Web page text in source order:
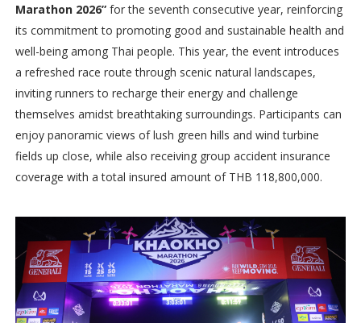
Marathon 2026”for the seventh consecutive year, reinforcing
its commitment to promoting good and sustainable health and
well-being among Thai people. This year, the event introduces
a refreshed race route through scenic natural landscapes,
inviting runners to recharge their energy and challenge
themselves amidst breathtaking surroundings. Participants can
enjoy panoramic views of lush green hills and wind turbine
fields up close, while also receiving group accident insurance
coverage with a total insured amount of THB 118,800,000.